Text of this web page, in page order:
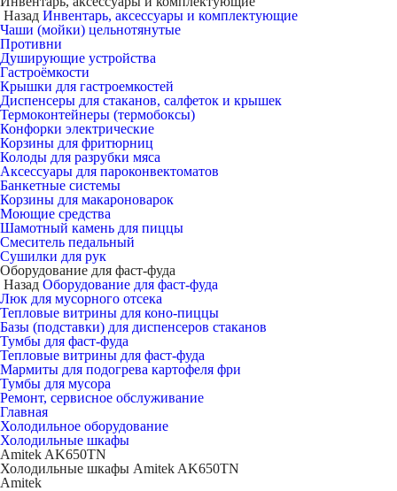
Назад Инвентарь, аксессуары и комплектующие
Чаши (мойки) цельнотянутые
Противни
Душирующие устройства
Гастроёмкости
Крышки для гастроемкостей
Диспенсеры для стаканов, салфеток и крышек
Термоконтейнеры (термобоксы)
Конфорки электрические
Корзины для фритюрниц
Колоды для разрубки мяса
Аксессуары для пароконвектоматов
Банкетные системы
Корзины для макароноварок
Моющие средства
Шамотный камень для пиццы
Смеситель педальный
Сушилки для рук
Оборудование для фаст-фуда
Назад Оборудование для фаст-фуда
Люк для мусорного отсека
Тепловые витрины для коно-пиццы
Базы (подставки) для диспенсеров стаканов
Тумбы для фаст-фуда
Тепловые витрины для фаст-фуда
Мармиты для подогрева картофеля фри
Тумбы для мусора
Ремонт, сервисное обслуживание
Главная
Холодильное оборудование
Холодильные шкафы
Amitek AK650TN
Холодильные шкафы Amitek AK650TN
Amitek